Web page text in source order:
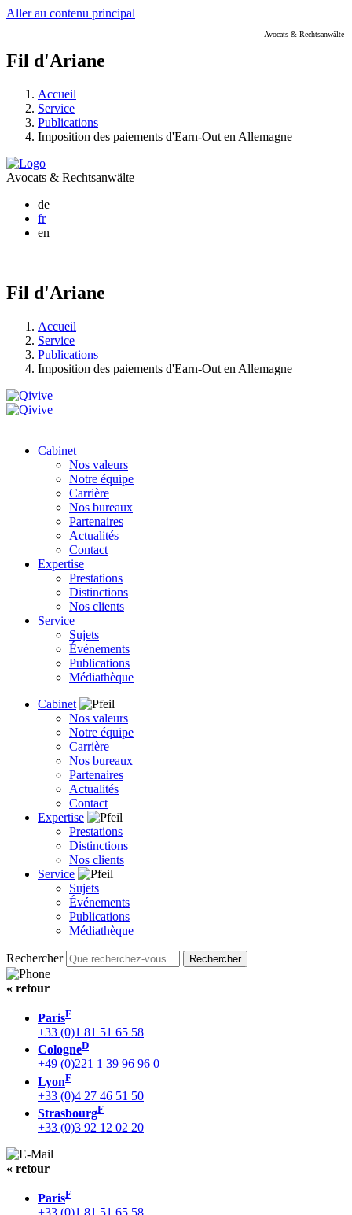
Aller au contenu principal
Avocats & Rechtsanwälte
Fil d'Ariane
Accueil
Service
Publications
Imposition des paiements d'Earn-Out en Allemagne
Avocats & Rechtsanwälte
de
fr
en
Fil d'Ariane
Accueil
Service
Publications
Imposition des paiements d'Earn-Out en Allemagne
Cabinet
Nos valeurs
Notre équipe
Carrière
Nos bureaux
Partenaires
Actualités
Contact
Expertise
Prestations
Distinctions
Nos clients
Service
Sujets
Événements
Publications
Médiathèque
Cabinet
Nos valeurs
Notre équipe
Carrière
Nos bureaux
Partenaires
Actualités
Contact
Expertise
Prestations
Distinctions
Nos clients
Service
Sujets
Événements
Publications
Médiathèque
Rechercher
« retour
ParisF
+33 (0)1 81 51 65 58
CologneD
+49 (0)221 1 39 96 96 0
LyonF
+33 (0)4 27 46 51 50
StrasbourgF
+33 (0)3 92 12 02 20
« retour
ParisF